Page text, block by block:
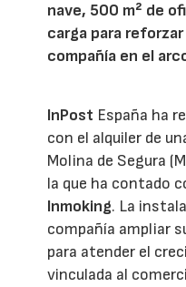
nave, 500 m² de
carga para
compañía en el
InPost España ha
con el alquiler de
Molina de Segura
la que ha contado
Inmoking. La
compañía ampliar
para atender el
vinculada al